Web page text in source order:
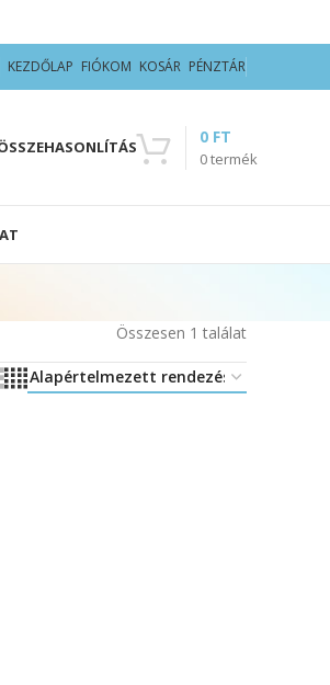
KEZDŐLAP FIÓKOM KOSÁR PÉNZTÁR
0termék
0 FT
Összesen 1 találat